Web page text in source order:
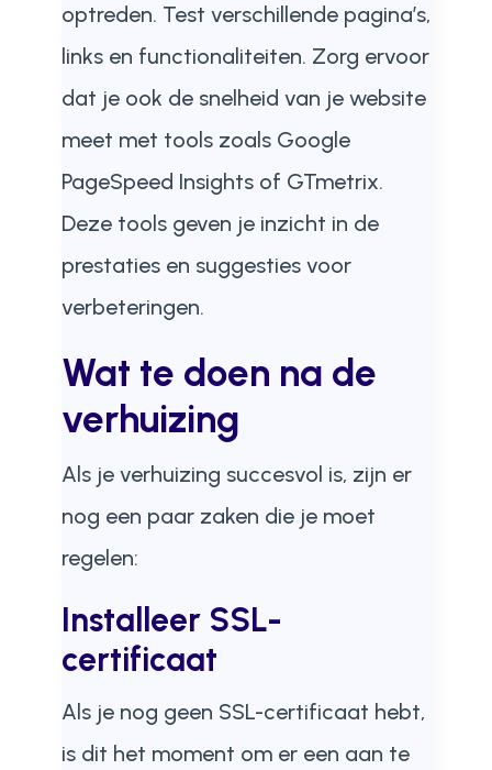
optreden. Test verschillende pagina’s,
links en functionaliteiten. Zorg ervoor
dat je ook de snelheid van je website
meet met tools zoals Google
PageSpeed Insights of GTmetrix.
Deze tools geven je inzicht in de
prestaties en suggesties voor
verbeteringen.
Wat te doen na de
verhuizing
Als je verhuizing succesvol is, zijn er
nog een paar zaken die je moet
regelen:
Installeer SSL-
certificaat
Als je nog geen SSL-certificaat hebt,
is dit het moment om er een aan te